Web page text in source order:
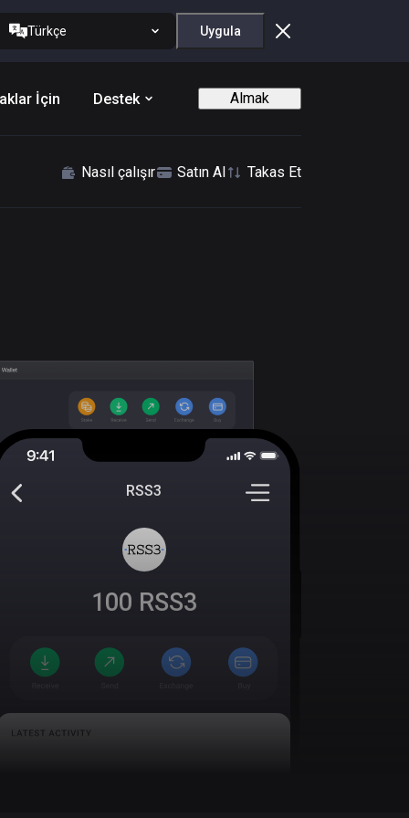
Türkçe Uygula
İçin Destek Almak
Nasıl çalışır Satın Al Takas Et
RSS3
100 RSS3